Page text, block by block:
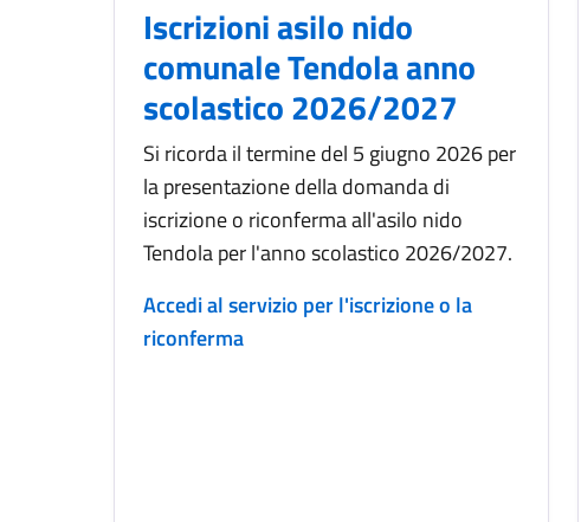
Iscrizioni asilo nido
comunale Tendola anno
scolastico 2026/2027
Si ricorda il termine del 5 giugno 2026 per
la presentazione della domanda di
iscrizione o riconferma all'asilo nido
Tendola per l'anno scolastico 2026/2027.
Accedi al servizio per l'iscrizione o la
riconferma